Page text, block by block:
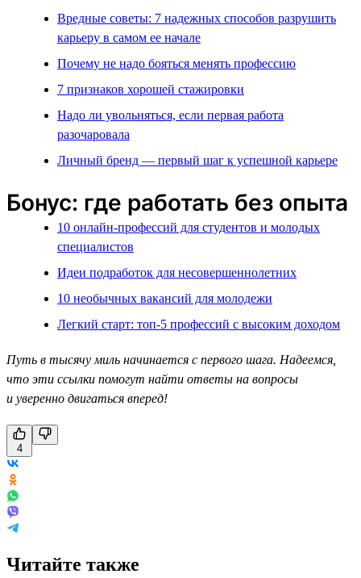
Вредные советы: 7 надежных способов разрушить
карьеру в самом ее начале
Почему не надо бояться менять профессию
7 признаков хорошей стажировки
Надо ли увольняться, если первая работа
разочаровала
Личный бренд — первый шаг к успешной карьере
Бонус: где работать без опыта
10 онлайн-профессий для студентов и молодых
специалистов
Идеи подработок для несовершеннолетних
10 необычных вакансий для молодежи
Легкий старт: топ-5 профессий с высоким доходом
Путь в тысячу миль начинается с первого шага. Надеемся,
что эти ссылки помогут найти ответы на вопросы
и уверенно двигаться вперед!
4
Читайте также